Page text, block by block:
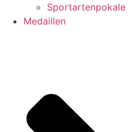
Sportartenpokale
Medaillen